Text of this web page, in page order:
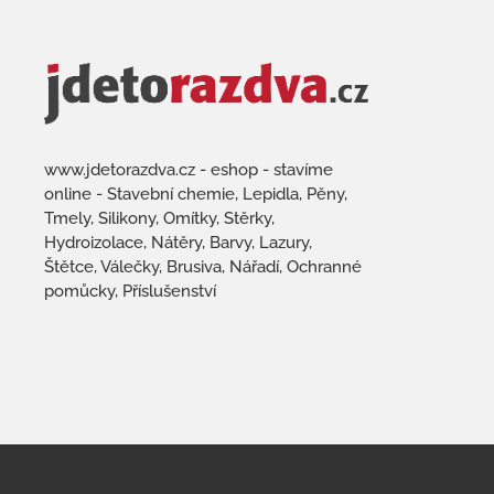
www.jdetorazdva.cz - eshop - stavíme
online - Stavební chemie, Lepidla, Pěny,
Tmely, Silikony, Omítky, Stěrky,
Hydroizolace, Nátěry, Barvy, Lazury,
Štětce, Válečky, Brusiva, Nářadí, Ochranné
pomůcky, Příslušenství